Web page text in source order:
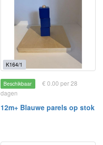
K164/1
Beschikbaar
€ 0.00 per 28
dagen
12m+ Blauwe parels op stok